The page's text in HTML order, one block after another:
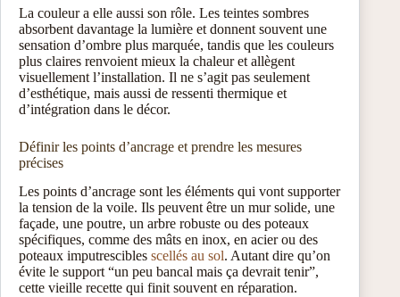
La couleur a elle aussi son rôle. Les teintes sombres
absorbent davantage la lumière et donnent souvent une
sensation d’ombre plus marquée, tandis que les couleurs
plus claires renvoient mieux la chaleur et allègent
visuellement l’installation. Il ne s’agit pas seulement
d’esthétique, mais aussi de ressenti thermique et
d’intégration dans le décor.
Définir les points d’ancrage et prendre les mesures
précises
Les points d’ancrage sont les éléments qui vont supporter
la tension de la voile. Ils peuvent être un mur solide, une
façade, une poutre, un arbre robuste ou des poteaux
spécifiques, comme des mâts en inox, en acier ou des
poteaux imputrescibles scellés au sol. Autant dire qu’on
évite le support “un peu bancal mais ça devrait tenir”,
cette vieille recette qui finit souvent en réparation.